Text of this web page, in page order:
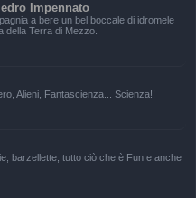
Impennato
a bere un bel boccale di idromele
della Terra di Mezzo.
Alieni, Fantascienza... Scienza!!
barzellette, tutto ciò che è Fun e anche